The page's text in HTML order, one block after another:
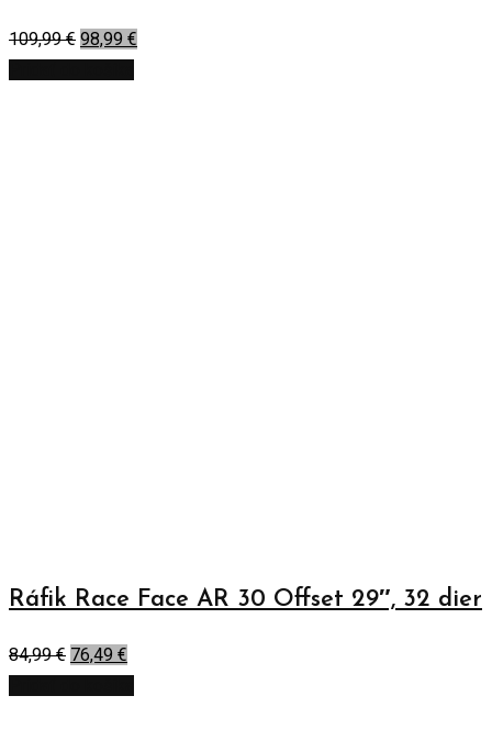
109,99€ 98,99 €
Ráfik Race Face AR 30 Offset 29″, 32 dier
84,99€ 76,49 €